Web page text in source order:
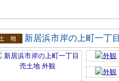
地
新居浜市岸の上町一丁目